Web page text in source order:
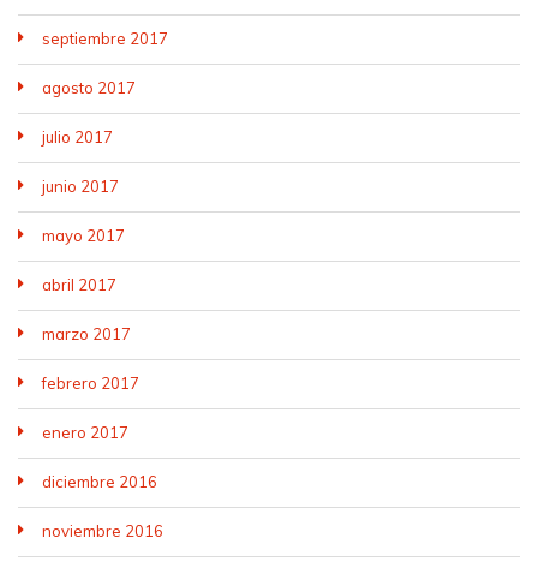
septiembre 2017
agosto 2017
julio 2017
junio 2017
mayo 2017
abril 2017
marzo 2017
febrero 2017
enero 2017
diciembre 2016
noviembre 2016